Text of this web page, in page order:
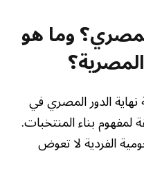
وما هو
نهاية الدور المصري في
لمفهوم بناء المنتخبات.
الفردية لا تعوض